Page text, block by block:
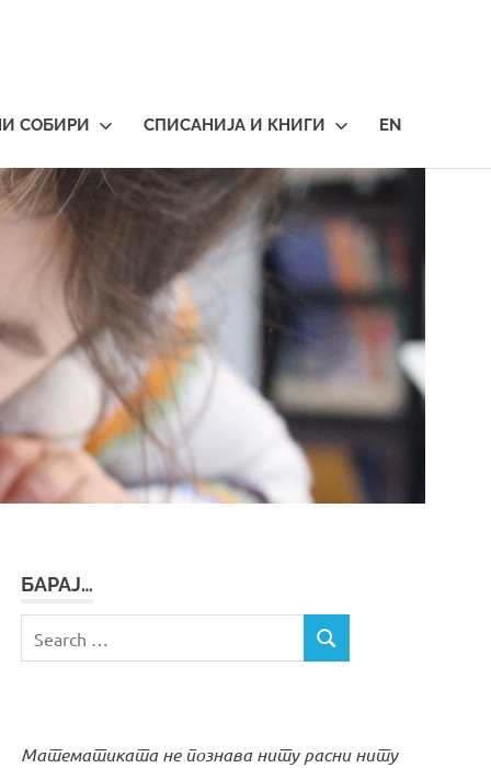
СОБИРИ СПИСАНИЈА И КНИГИ EN
БАРАЈ…
for:
SEARCH
Математиката не познава ниту расни ниту